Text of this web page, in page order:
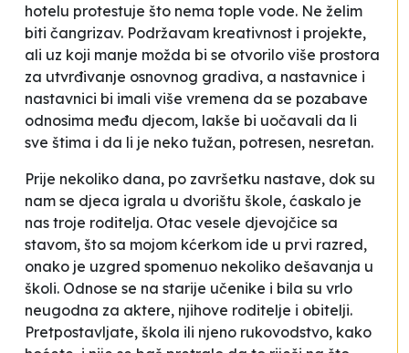
hotelu protestuje što nema tople vode. Ne želim
biti čangrizav. Podržavam kreativnost i projekte,
ali uz koji manje možda bi se otvorilo više prostora
za utvrđivanje osnovnog gradiva, a nastavnice i
nastavnici bi imali više vremena da se pozabave
odnosima među djecom, lakše bi uočavali da li
sve štima i da li je neko tužan, potresen, nesretan.
Prije nekoliko dana, po završetku nastave, dok su
nam se djeca igrala u dvorištu škole, ćaskalo je
nas troje roditelja. Otac vesele djevojčice sa
stavom, što sa mojom kćerkom ide u prvi razred,
onako je uzgred spomenuo nekoliko dešavanja u
školi. Odnose se na starije učenike i bila su vrlo
neugodna za aktere, njihove roditelje i obitelji.
Pretpostavljate, škola ili njeno rukovodstvo, kako